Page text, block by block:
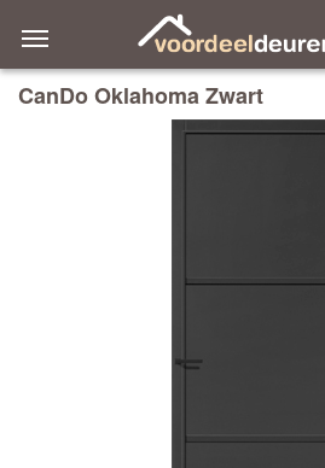
CanDo Oklahoma Zwart